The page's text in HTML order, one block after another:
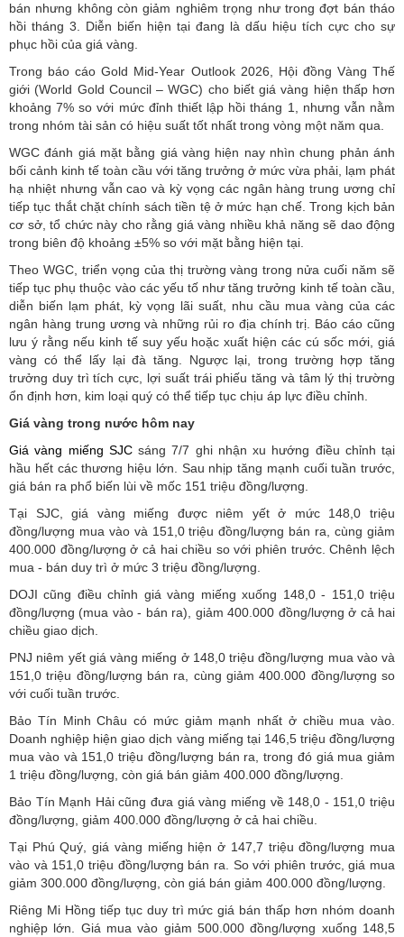
bán nhưng không còn giảm nghiêm trọng như trong đợt bán tháo
hồi tháng 3. Diễn biến hiện tại đang là dấu hiệu tích cực cho sự
phục hồi của giá vàng.
Trong báo cáo Gold Mid-Year Outlook 2026, Hội đồng Vàng Thế
giới (World Gold Council – WGC) cho biết giá vàng hiện thấp hơn
khoảng 7% so với mức đỉnh thiết lập hồi tháng 1, nhưng vẫn nằm
trong nhóm tài sản có hiệu suất tốt nhất trong vòng một năm qua.
WGC đánh giá mặt bằng giá vàng hiện nay nhìn chung phản ánh
bối cảnh kinh tế toàn cầu với tăng trưởng ở mức vừa phải, lạm phát
hạ nhiệt nhưng vẫn cao và kỳ vọng các ngân hàng trung ương chỉ
tiếp tục thắt chặt chính sách tiền tệ ở mức hạn chế. Trong kịch bản
cơ sở, tổ chức này cho rằng giá vàng nhiều khả năng sẽ dao động
trong biên độ khoảng ±5% so với mặt bằng hiện tại.
Theo WGC, triển vọng của thị trường vàng trong nửa cuối năm sẽ
tiếp tục phụ thuộc vào các yếu tố như tăng trưởng kinh tế toàn cầu,
diễn biến lạm phát, kỳ vọng lãi suất, nhu cầu mua vàng của các
ngân hàng trung ương và những rủi ro địa chính trị. Báo cáo cũng
lưu ý rằng nếu kinh tế suy yếu hoặc xuất hiện các cú sốc mới, giá
vàng có thể lấy lại đà tăng. Ngược lại, trong trường hợp tăng
trưởng duy trì tích cực, lợi suất trái phiếu tăng và tâm lý thị trường
ổn định hơn, kim loại quý có thể tiếp tục chịu áp lực điều chỉnh.
Giá vàng trong nước hôm nay
Giá vàng miếng SJCsáng 7/7 ghi nhận xu hướng điều chỉnh tại
hầu hết các thương hiệu lớn. Sau nhịp tăng mạnh cuối tuần trước,
giá bán ra phổ biến lùi về mốc 151 triệu đồng/lượng.
Tại SJC, giá vàng miếng được niêm yết ở mức 148,0 triệu
đồng/lượng mua vào và 151,0 triệu đồng/lượng bán ra, cùng giảm
400.000 đồng/lượng ở cả hai chiều so với phiên trước. Chênh lệch
mua - bán duy trì ở mức 3 triệu đồng/lượng.
DOJI cũng điều chỉnh giá vàng miếng xuống 148,0 - 151,0 triệu
đồng/lượng (mua vào - bán ra), giảm 400.000 đồng/lượng ở cả hai
chiều giao dịch.
PNJ niêm yết giá vàng miếng ở 148,0 triệu đồng/lượng mua vào và
151,0 triệu đồng/lượng bán ra, cùng giảm 400.000 đồng/lượng so
với cuối tuần trước.
Bảo Tín Minh Châu có mức giảm mạnh nhất ở chiều mua vào.
Doanh nghiệp hiện giao dịch vàng miếng tại 146,5 triệu đồng/lượng
mua vào và 151,0 triệu đồng/lượng bán ra, trong đó giá mua giảm
1 triệu đồng/lượng, còn giá bán giảm 400.000 đồng/lượng.
Bảo Tín Mạnh Hải cũng đưa giá vàng miếng về 148,0 - 151,0 triệu
đồng/lượng, giảm 400.000 đồng/lượng ở cả hai chiều.
Tại Phú Quý, giá vàng miếng hiện ở 147,7 triệu đồng/lượng mua
vào và 151,0 triệu đồng/lượng bán ra. So với phiên trước, giá mua
giảm 300.000 đồng/lượng, còn giá bán giảm 400.000 đồng/lượng.
Riêng Mi Hồng tiếp tục duy trì mức giá bán thấp hơn nhóm doanh
nghiệp lớn. Giá mua vào giảm 500.000 đồng/lượng xuống 148,5